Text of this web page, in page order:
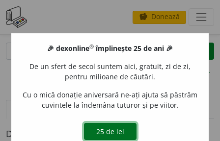
savings Donează
clear
opțiuni
definiții (1) pronunțievolume_up (2)
Definiția cu ID-ul 828044:
🎉 dexonline® împlinește 25 de ani 🎉
De un sfert de secol suntem aici, gratuit, zi de zi,
pentru milioane de căutări.
Cu o mică donație aniversară ne-ați ajuta să păstrăm
cuvintele la îndemâna tuturor și pe viitor.